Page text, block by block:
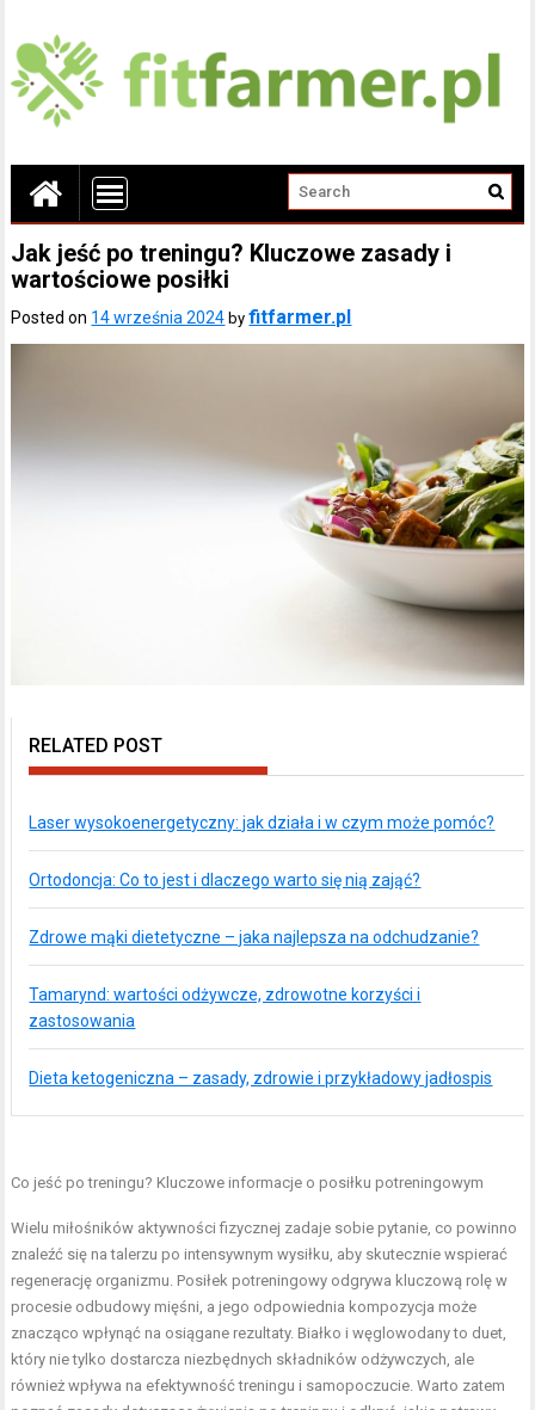
Jak jeść po treningu? Kluczowe zasady i
wartościowe posiłki
Posted on 14 września 2024 byfitfarmer.pl
RELATED POST
Laser wysokoenergetyczny: jak działa i w czym może pomóc?
Ortodoncja: Co to jest i dlaczego warto się nią zająć?
Zdrowe mąki dietetyczne – jaka najlepsza na odchudzanie?
Tamarynd: wartości odżywcze, zdrowotne korzyści i
zastosowania
Dieta ketogeniczna – zasady, zdrowie i przykładowy jadłospis
Co jeść po treningu? Kluczowe informacje o posiłku potreningowym
Wielu miłośników aktywności fizycznej zadaje sobie pytanie, co powinno
znaleźć się na talerzu po intensywnym wysiłku, aby skutecznie wspierać
regenerację organizmu. Posiłek potreningowy odgrywa kluczową rolę w
procesie odbudowy mięśni, a jego odpowiednia kompozycja może
znacząco wpłynąć na osiągane rezultaty. Białko i węglowodany to duet,
który nie tylko dostarcza niezbędnych składników odżywczych, ale
również wpływa na efektywność treningu i samopoczucie. Warto zatem